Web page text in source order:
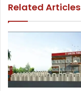
Related Articles